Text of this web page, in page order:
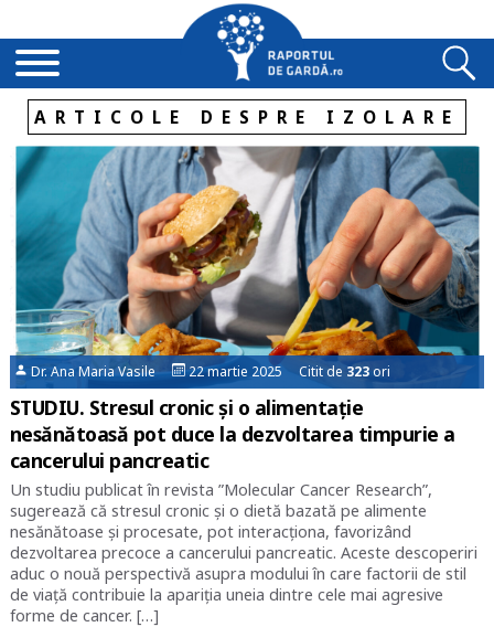
ARTICOLE DESPRE IZOLARE
Dr. Ana Maria Vasile 22 martie 2025 Citit de 323ori
STUDIU. Stresul cronic și o alimentație
nesănătoasă pot duce la dezvoltarea timpurie a
cancerului pancreatic
Un studiu publicat în revista ”Molecular Cancer Research”,
sugerează că stresul cronic și o dietă bazată pe alimente
nesănătoase și procesate, pot interacționa, favorizând
dezvoltarea precoce a cancerului pancreatic. Aceste descoperiri
aduc o nouă perspectivă asupra modului în care factorii de stil
de viață contribuie la apariția uneia dintre cele mai agresive
forme de cancer. […]